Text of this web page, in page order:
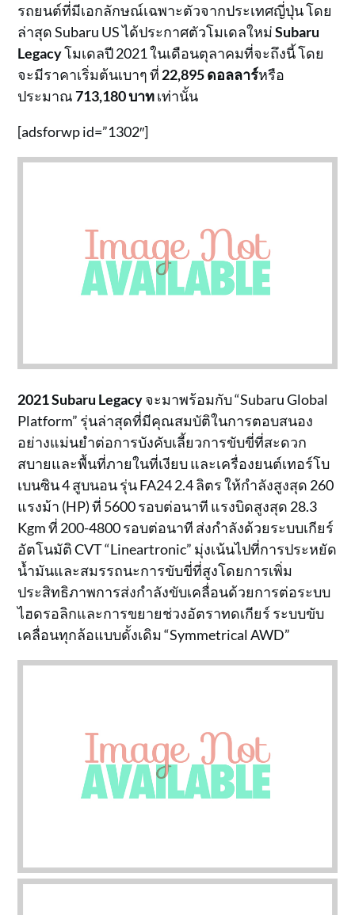
รถยนต์ที่มีเอกลักษณ์เฉพาะตัวจากประเทศญี่ปุ่น โดย
ล่าสุด Subaru US ได้ประกาศตัวโมเดลใหม่Subaru
Legacyโมเดลปี 2021 ในเดือนตุลาคมที่จะถึงนี้ โดย
จะมีราคาเริ่มต้นเบาๆ ที่ 22,895 ดอลลาร์หรือ
ประมาณ713,180 บาทเท่านั้น
[adsforwp id=”1302″]
2021 Subaru Legacyจะมาพร้อมกับ “Subaru Global
Platform” รุ่นล่าสุดที่มีคุณสมบัติในการตอบสนอง
อย่างแม่นยำต่อการบังคับเลี้ยวการขับขี่ที่สะดวก
สบายและพื้นที่ภายในที่เงียบ และเครื่องยนต์เทอร์โบ
เบนซิน 4 สูบนอน รุ่น FA24 2.4 ลิตร ให้กำลังสูงสุด 260
แรงม้า (HP) ที่ 5600 รอบต่อนาที แรงบิดสูงสุด 28.3
Kgm ที่ 200-4800 รอบต่อนาที ส่งกำลังด้วยระบบเกียร์
อัตโนมัติ CVT “Lineartronic” มุ่งเน้นไปที่การประหยัด
น้ำมันและสมรรถนะการขับขี่ที่สูงโดยการเพิ่ม
ประสิทธิภาพการส่งกำลังขับเคลื่อนด้วยการต่อระบบ
ไฮดรอลิกและการขยายช่วงอัตราทดเกียร์ ระบบขับ
เคลื่อนทุกล้อแบบดั้งเดิม “Symmetrical AWD”